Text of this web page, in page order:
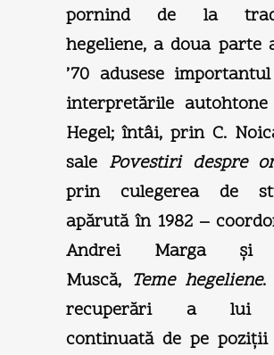
pornind de la
hegeliene, a doua parte
’70 adusese
interpretările
Hegel; întâi, prin C.
sale Povestiri despre
prin culegerea de
apărută în 1982 –
Andrei Marga şi
Muscă, Teme hegeliene.
recuperări a lui
continuată de pe poziţii